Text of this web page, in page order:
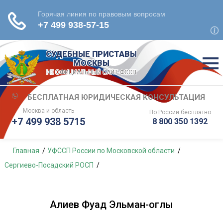
СУДЕБНЫЕ ПРИСТАВЫ
МОСКВЫ
НЕ ОФИЦИАЛЬНЫЙ САЙТ ФССП
БЕСПЛАТНАЯ ЮРИДИЧЕСКАЯ КОНСУЛЬТАЦИЯ
Москва и область
+7 499 938 5715
По России бесплатно
8 800 350 1392
Главная
УФССП России по Московской области
Сергиево-Посадский РОСП
Алиев Фуад Эльман-оглы